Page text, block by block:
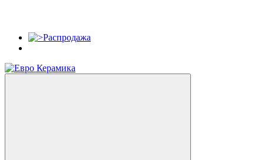
Распродажа